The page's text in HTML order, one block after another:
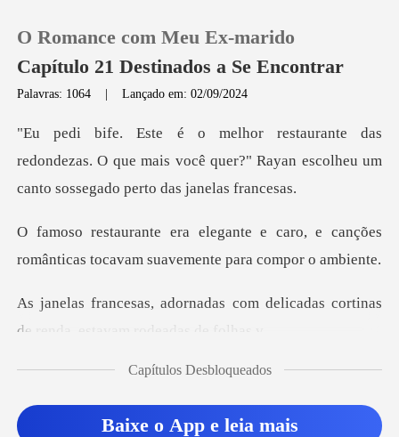
0
Histórico
O Romance com Meu Ex-marido
Capítulo 21 Destinados a Se Encontrar
Palavras: 1064 |Lançado em: 02/09/2024
edondezas. O que mais você quer?" Rayan escolheu
caro, e canções
românticas tocavam
com delicadas cortinas
de rend
Capítulos Desbloqueados
Baixe o App e leia mais